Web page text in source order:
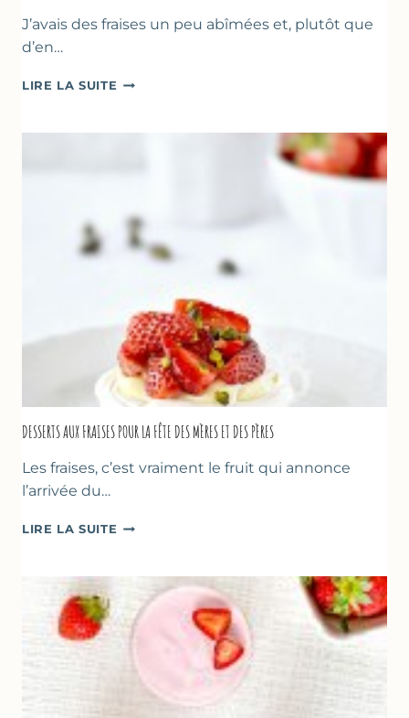
J’avais des fraises un peu abîmées et, plutôt que
d’en…
LIRE LA SUITE GÂTEAU
FRAISES
DESSERTS AUX FRAISES POUR LA FÊTE DES MÈRES ET DES PÈRES
Les fraises, c’est vraiment le fruit qui annonce
l’arrivée du…
LIRE LA SUITE DESSERTS
POUR
FÊTE
DES